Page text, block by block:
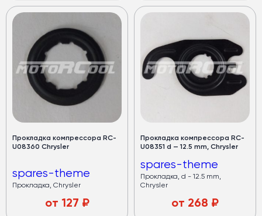
Прокладка компрессора RC-
U08360 Chrysler
spares-theme
Прокладка, Chrysler
от 127 ₽
Прокладка компрессора RC-
U08351 d — 12.5 mm, Chrysler
spares-theme
Прокладка, d - 12.5 mm,
Chrysler
от 268 ₽